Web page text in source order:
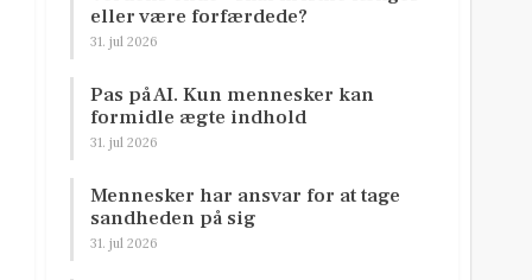
eller være forfærdede?
31. jul 2026
Pas på AI. Kun mennesker kan
formidle ægte indhold
31. jul 2026
Mennesker har ansvar for at tage
sandheden på sig
31. jul 2026